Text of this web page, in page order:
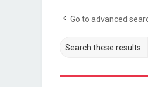
Go to advanced